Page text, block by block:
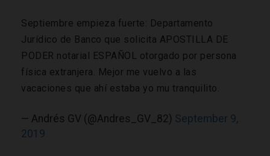
Septiembre empieza fuerte: Departamento
Jurídico de Banco que solicita APOSTILLA DE
PODER notarial ESPAÑOL otorgado por persona
física extranjera. Mejor me vuelvo a las
vacaciones que ahí estaba yo mu tranquilito.
— Andrés GV (@Andres_GV_82) September 9,
2019